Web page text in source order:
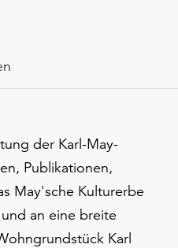
der Karl-May-
Publikationen,
May'sche Kulturerbe
an eine breite
Karl